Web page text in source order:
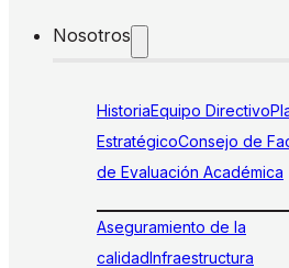
Nosotros
HistoriaEquipo Directivo
EstratégicoConsejo de
de Evaluación Académica
Aseguramiento de la
calidadInfraestructura